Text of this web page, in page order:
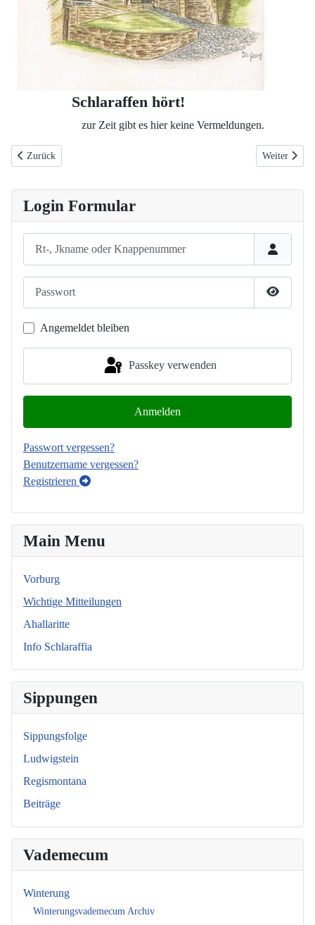
Schlaraffen hört!
zur Zeit gibt es hier keine Vermeldungen.
Vorheriger Beitrag: Info Schlaraffia®
Zurück Nächster
Weiter
Login Formular
Passwort
Angemeldet bleiben
Passkey verwenden
Anmelden
Passwort vergessen?
Benutzername vergessen?
Registrieren
Main Menu
Vorburg
Wichtige Mitteilungen
Ahallaritte
Info Schlaraffia
Sippungen
Sippungsfolge
Ludwigstein
Regismontana
Beiträge
Vademecum
Winterung
Winterungsvademecum Archiv